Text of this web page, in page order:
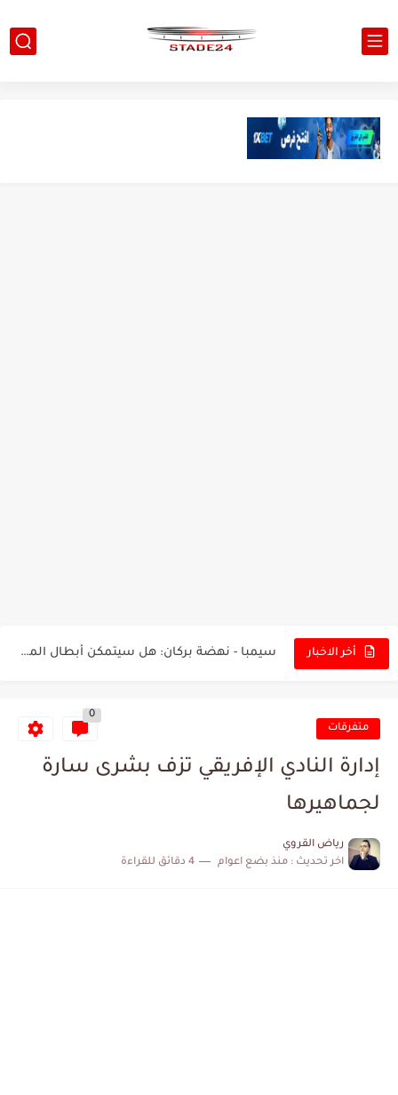
أخر الاخبار سيمبا - نهضة بركان: هل سيتمكن أبطال المغرب من الحفاظ...
البرنامج الكامل لنهائي البطولة بين الاتحاد المنستيري والنادي الإفريقي متفرقات
0
إدارة النادي الإفريقي تزف بشرى سارة
لجماهيرها
رياض القروي
اخر تحديث : منذ بضع اعوام 4 دقائق للقراءة